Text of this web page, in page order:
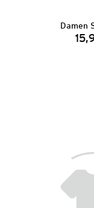
Damen